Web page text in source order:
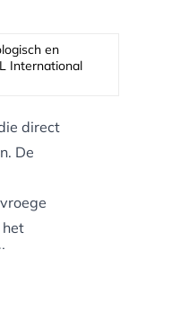
en
International
direct
De
het
zich